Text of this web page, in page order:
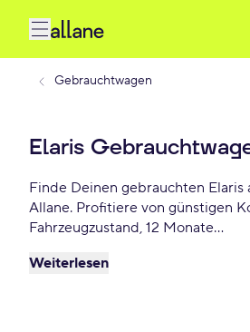
Gebrauchtwagen
Elaris
Finde Deinen gebrauchten
Allane. Profitiere von günstigen
Fahrzeugzustand, 12 Monate
Vorteile. Reserviere Dir Deinen
Weiterlesen